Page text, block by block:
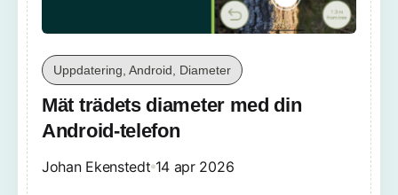
Uppdatering, Android, Diameter
Mät trädets diameter med din
Android-telefon
Johan Ekenstedt 14 apr 2026